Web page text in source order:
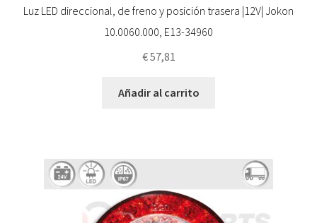
Luz LED direccional, de freno y posición trasera |12V| Jokon
10.0060.000, E13-34960
€57,81
Añadir al carrito